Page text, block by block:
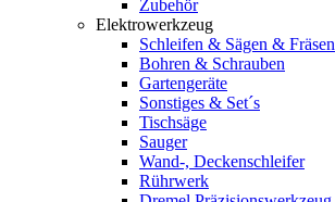
Zubehör
Elektrowerkzeug
Schleifen & Sägen & Fräsen
Bohren & Schrauben
Gartengeräte
Sonstiges & Set´s
Tischsäge
Sauger
Wand-, Deckenschleifer
Rührwerk